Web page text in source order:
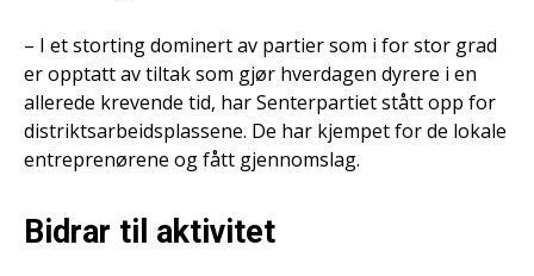
– I et storting dominert av partier som i for stor grad
er opptatt av tiltak som gjør hverdagen dyrere i en
allerede krevende tid, har Senterpartiet stått opp for
distriktsarbeidsplassene. De har kjempet for de lokale
entreprenørene og fått gjennomslag.
Bidrar til aktivitet